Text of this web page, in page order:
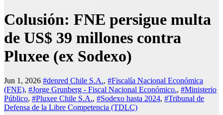
Colusión: FNE persigue multa
de US$ 39 millones contra
Pluxee (ex Sodexo)
Jun 1, 2026 #denred Chile S.A., #Fiscalía Nacional Económica
(FNE), #Jorge Grunberg - Fiscal Nacional Económico., #Ministerio
Público, #Pluxee Chile S.A., #Sodexo hasta 2024, #Tribunal de
Defensa de la Libre Competencia (TDLC)